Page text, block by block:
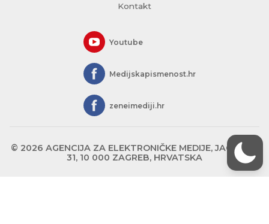
Kontakt
Youtube
Medijskapismenost.hr
zeneimediji.hr
© 2026 AGENCIJA ZA ELEKTRONIČKE MEDIJE, JAGIĆEVA
31, 10 000 ZAGREB, HRVATSKA